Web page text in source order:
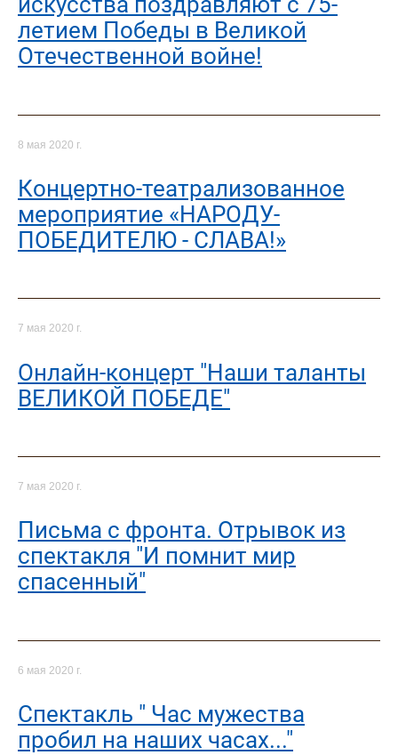
летием Победы в Великой
Отечественной войне!
8 мая 2020 г.
Концертно-театрализованное
мероприятие «НАРОДУ-
ПОБЕДИТЕЛЮ - СЛАВА!»
7 мая 2020 г.
Онлайн-концерт "Наши таланты
ВЕЛИКОЙ ПОБЕДЕ"
7 мая 2020 г.
Письма с фронта. Отрывок из
спектакля "И помнит мир
спасенный"
6 мая 2020 г.
Спектакль " Час мужества
пробил на наших часах..."